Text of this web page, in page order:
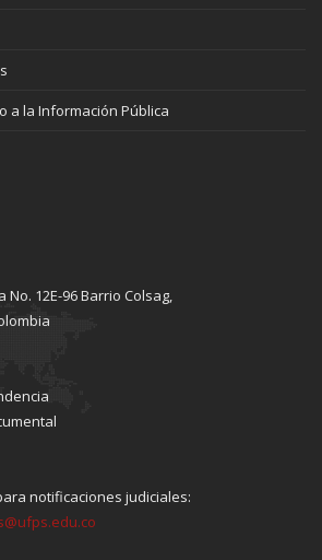
a la Información Pública
12E-96 Barrio Colsag,
notificaciones judiciales: